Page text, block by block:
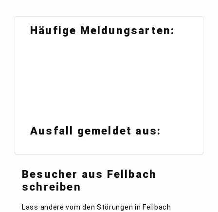
Häufige Meldungsarten:
Ausfall gemeldet aus:
Besucher aus Fellbach
schreiben
Lass andere vom den Störungen in Fellbach